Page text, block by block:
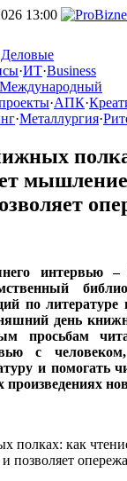
13:00
Деловые
·ИТ·Business
Международный
·АПК·
·Металлургия·
интервью
по литературе
день
просьбам
с
и помогать
произведениях